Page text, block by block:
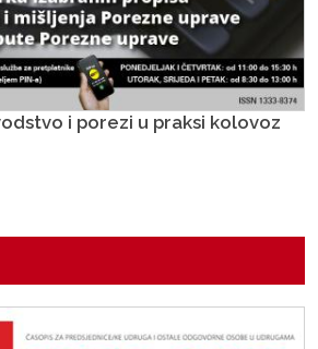
i porezi u praksi kolovoz